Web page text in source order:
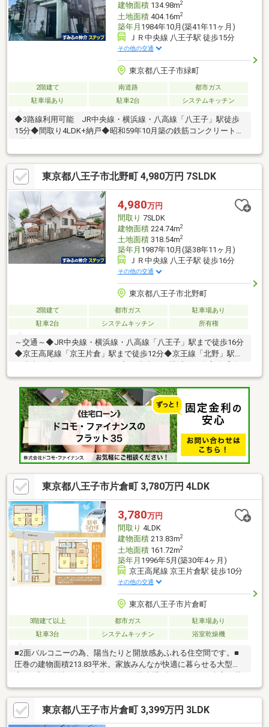
建物面積134.98m2
土地面積404.16m2
築年月 1984年10月(築41年11ヶ月)
ＪＲ中央線 八王子駅 徒歩15分
その他の交通
東京都八王子市緑町
2階建て 南道路
都市ガス
駐車場あり
駐車2台 システムキッチン
◆3路線利用可能 JR中央線・横浜線・八高線「八王子」駅徒歩
15分◆間取り4LDK+納戸◆昭和59年10月築の鉄筋コンクリート造
東京都八王子市北野町 4,980万円 7SLDK
4,980万円
間取り 7SLDK
建物面積224.74m2
土地面積318.54m2
築年月 1987年10月(築38年11ヶ月)
ＪＲ中央線 八王子駅 徒歩16分
その他の交通
東京都八王子市北野町
2階建て 都市ガス
駐車場あり
駐車2台
システムキッチン 所有権
～交通～◆JR中央線・横浜線・八高線「八王子」駅まで徒歩16分
◆京王高尾線「京王片倉」駅まで徒歩12分◆京王線「北野」駅ま
王子」駅徒歩圏内◇間取り7SLDK◇土地面積：318.54㎡（96.35
坪）◇建物面積：224.74㎡（67.98坪）◇高台につき日当たり、眺
望良好～周辺環境～◇スーパーアルプス八王子駅南口店まで徒歩
15分（約1160m）◇クリエイトエス・ディー八王子北野町店まで
徒歩11分（約830m）◇ミニストップ八王子子安町店まで徒歩9分
（約660m）◇六本杉公園まで徒歩3分（約230m）◇八王子市立
いずみの森義務教育学校まで徒歩5分（約400m）
東京都八王子市片倉町 3,780万円 4LDK
3,780万円
間取り 4LDK
建物面積213.83m2
土地面積161.72m2
築年月 1996年5月(築30年4ヶ月)
京王高尾線 京王片倉駅 徒歩10分
その他の交通
東京都八王子市片倉町
3階建て以上 都市ガス
駐車場あり
駐車3台
システムキッチン 浴室乾燥機
■2面バルコニーの為、陽当たりと開放感あふれる住空間です。■
圧巻の建物面積213.83平米。家族みんなが快適に暮らせる大型住
やかに。■駐車場5台可能となり(車種によります)ご夫婦での利用
やお客さまの来客にも役立ちます。【この地域に特化して42年間
の実績があるからこその物件情報があります。】☆フリーダイヤ
ル：0120-57-6311☆資料をご希望の方はオレンジのタブを押して
東京都八王子市片倉町 3,399万円 3LDK